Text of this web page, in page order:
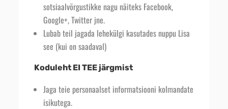
sotsiaalvõrgustikke nagu näiteks Facebook,
Google+, Twitter jne.
Lubab teil jagada lehekülgi kasutades nuppu Lisa
see (kui on saadaval)
Koduleht EI TEE järgmist
Jaga teie personaalset informatsiooni kolmandate
isikutega.